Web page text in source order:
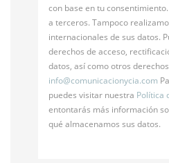
con base en tu
a terceros. Tampoco
internacionales de sus datos.
derechos de acceso,
datos, así como otros
info@comunicacionycia.com
puedes visitar nuestra Política
entontarás más información
qué almacenamos sus datos.